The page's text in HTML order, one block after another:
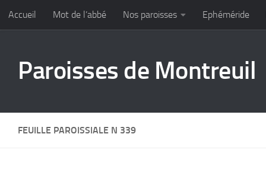
Skip to content
Accueil Mot de l’abbé Nos paroisses Ephéméride
Paroisses de Montreuil
FEUILLE PAROISSIALE N 339